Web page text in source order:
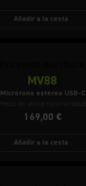
Añadir a la cesta
MV88
Micrófono estéreo USB-C
169,00 €
Añadir a la cesta